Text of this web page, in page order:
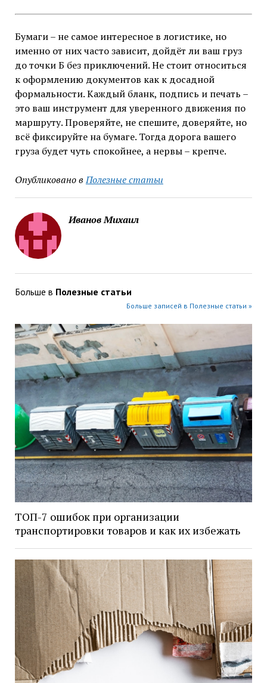
Бумаги – не самое интересное в логистике, но
именно от них часто зависит, дойдёт ли ваш груз
до точки Б без приключений. Не стоит относиться
к оформлению документов как к досадной
формальности. Каждый бланк, подпись и печать –
это ваш инструмент для уверенного движения по
маршруту. Проверяйте, не спешите, доверяйте, но
всё фиксируйте на бумаге. Тогда дорога вашего
груза будет чуть спокойнее, а нервы – крепче.
Опубликовано в Полезные статьи
Иванов Михаил
Больше в Полезные статьи
Больше записей в Полезные статьи »
ТОП-7 ошибок при организации
транспортировки товаров и как их избежать